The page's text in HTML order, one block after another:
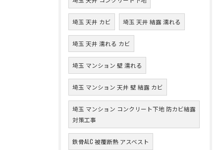
埼玉 天井 カビ 埼玉 天井 結露 濡れる
埼玉 天井 濡れる カビ
埼玉 マンション 壁 濡れる
埼玉 マンション 天井 壁 結露 カビ
埼玉 マンション コンクリート下地 防カビ結露
対策工事
鉄骨ALC 被覆断熱 アスベスト